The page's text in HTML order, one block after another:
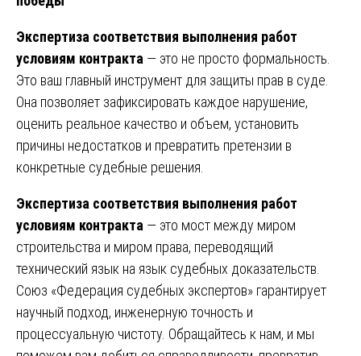
Экспертиза соответствия выполнения работ
условиям контракта — это не просто формальность.
Это ваш главный инструмент для защиты прав в суде.
Она позволяет зафиксировать каждое нарушение,
оценить реальное качество и объем, установить
причины недостатков и превратить претензии в
конкретные судебные решения.
Экспертиза соответствия выполнения работ
условиям контракта — это мост между миром
строительства и миром права, переводящий
технический язык на язык судебных доказательств.
Союз «Федерация судебных экспертов» гарантирует
научный подход, инженерную точность и
процессуальную чистоту. Обращайтесь к нам, и мы